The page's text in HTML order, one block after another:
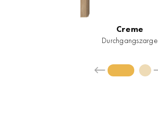
Creme
Durchgangszarge